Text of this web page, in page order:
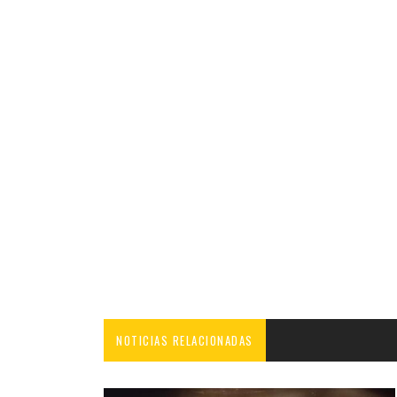
NOTICIAS RELACIONADAS